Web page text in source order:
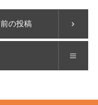
前の投稿